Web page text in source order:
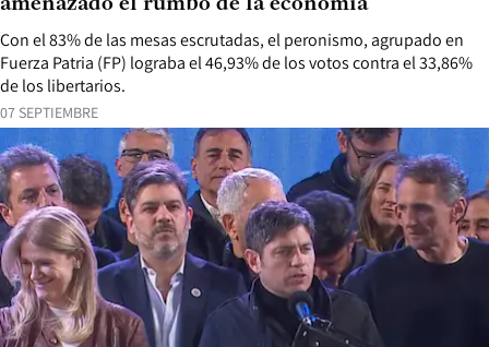
07 SEPTIEMBRE
Con el 83% de las mesas escrutadas, el peronismo, agrupado en
Fuerza Patria (FP) lograba el 46,93% de los votos contra el 33,86%
de los libertarios.
amenazado el rumbo de la economía